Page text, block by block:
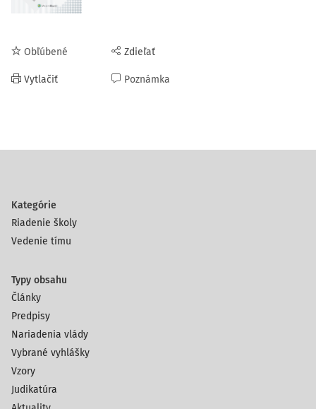
Obľúbené
Vytlačiť
Zdieľať
Poznámka
Kategórie
Riadenie školy
Vedenie tímu
Typy obsahu
Články
Predpisy
Nariadenia vlády
Vybrané vyhlášky
Vzory
Judikatúra